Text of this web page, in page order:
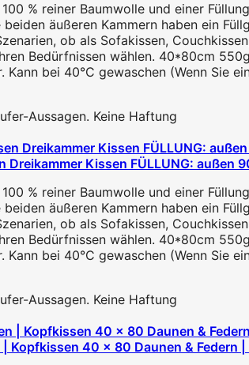
% reiner Baumwolle und einer
äußeren Kammern haben ein
ob als Sofakissen,
Bedürfnissen wählen. 40*80cm
bei 40°C gewaschen (Wenn Sie
Aussagen. Keine Haftung
Kissen FÜLLUNG: außen
% reiner Baumwolle und einer
äußeren Kammern haben ein
ob als Sofakissen,
Bedürfnissen wählen. 40*80cm
bei 40°C gewaschen (Wenn Sie
Aussagen. Keine Haftung
Kopfkissen 40 x 80 Daunen &